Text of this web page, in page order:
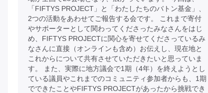
「FIFTYS PROJECT」と「わたしたちのバトン基金」、
2つの活動をあわせてご報告する会です。 これまで寄付
やサポーターとして関わってくださったみなさんをはじ
め、FIFTYS PROJECTに関心を寄せてくださっているみ
なさんに直接（オンラインも含め）お伝えし、現在地と
これからについて共有させていただきたいと思っていま
す。 また、実際に地方議会で1期（4年）を終えようとし
ている議員やこれまでのコミュニティ参加者からも、1期
でできたことやFIFTYS PROJECTがあったから挑戦でき